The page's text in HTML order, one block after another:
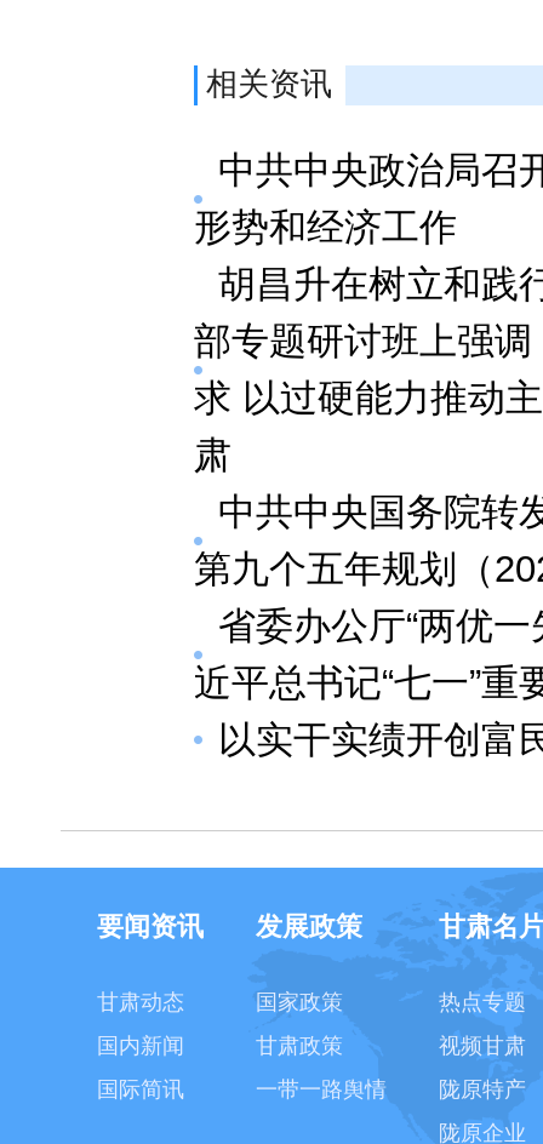
相关资讯
中共中央政治局召
形势和经济工作
胡昌升在树立和践
部专题研讨班上强
求 以过硬能力推动
肃
中共中央国务院转
第九个五年规划（
省委办公厅“两优
近平总书记“七一”重
以实干实绩开创富
要闻资讯
甘肃动态
国内新闻
国际简讯
发展政策
国家政策
甘肃政策
一带一路舆情
甘肃名
热点专题
视频甘肃
陇原特产
陇原企业